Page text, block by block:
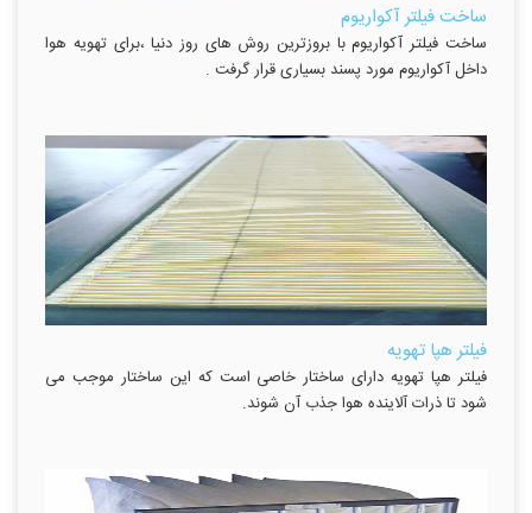
ساخت فیلتر آکواریوم
ساخت فیلتر آکواریوم با بروزترین روش های روز دنیا ،برای تهویه هوا
داخل آکواریوم مورد پسند بسیاری قرار گرفت .
فیلتر هپا تهویه
فیلتر هپا تهویه دارای ساختار خاصی است که این ساختار موجب می
شود تا ذرات آلاینده هوا جذب آن شوند.